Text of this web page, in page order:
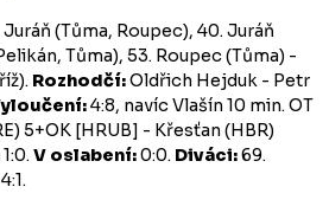
Juráň (Tůma, Roupec), 40. Juráň
Tůma), 53. Roupec (Tůma) -
Rozhodčí:Oldřich Hejduk - Petr
4:8, navíc Vlašín 10 min. OT
5+OK [HRUB] - Křesťan (HBR)
1:0.V oslabení:0:0. Diváci:69.